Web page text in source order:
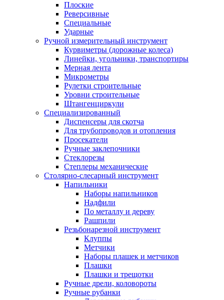
Плоские
Реверсивные
Специальные
Ударные
Ручной измерительный инструмент
Курвиметры (дорожные колеса)
Линейки, угольники, транспортиры
Мерная лента
Микрометры
Рулетки строительные
Уровни строительные
Штангенциркули
Специализированный
Диспенсеры для скотча
Для трубопроводов и отопления
Просекатели
Ручные заклепочники
Стеклорезы
Степлеры механические
Столярно-слесарный инструмент
Напильники
Наборы напильников
Надфили
По металлу и дереву
Рашпили
Резьбонарезной инструмент
Клуппы
Метчики
Наборы плашек и метчиков
Плашки
Плашки и трещотки
Ручные дрели, коловороты
Ручные рубанки